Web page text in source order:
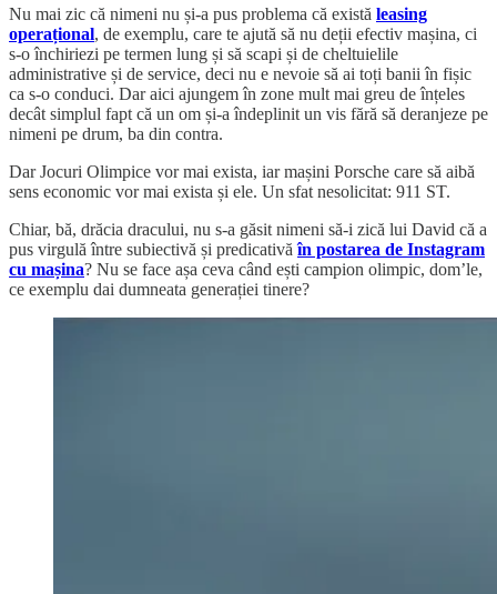
Nu mai zic că nimeni nu și-a pus problema că există leasing
operațional, de exemplu, care te ajută să nu deții efectiv mașina, ci
s-o închiriezi pe termen lung și să scapi și de cheltuielile
administrative și de service, deci nu e nevoie să ai toți banii în fișic
ca s-o conduci. Dar aici ajungem în zone mult mai greu de înțeles
decât simplul fapt că un om și-a îndeplinit un vis fără să deranjeze pe
nimeni pe drum, ba din contra.
Dar Jocuri Olimpice vor mai exista, iar mașini Porsche care să aibă
sens economic vor mai exista și ele. Un sfat nesolicitat: 911 ST.
Chiar, bă, drăcia dracului, nu s-a găsit nimeni să-i zică lui David că a
pus virgulă între subiectivă și predicativăîn postarea de Instagram
cu mașina? Nu se face așa ceva când ești campion olimpic, dom’le,
ce exemplu dai dumneata generației tinere?